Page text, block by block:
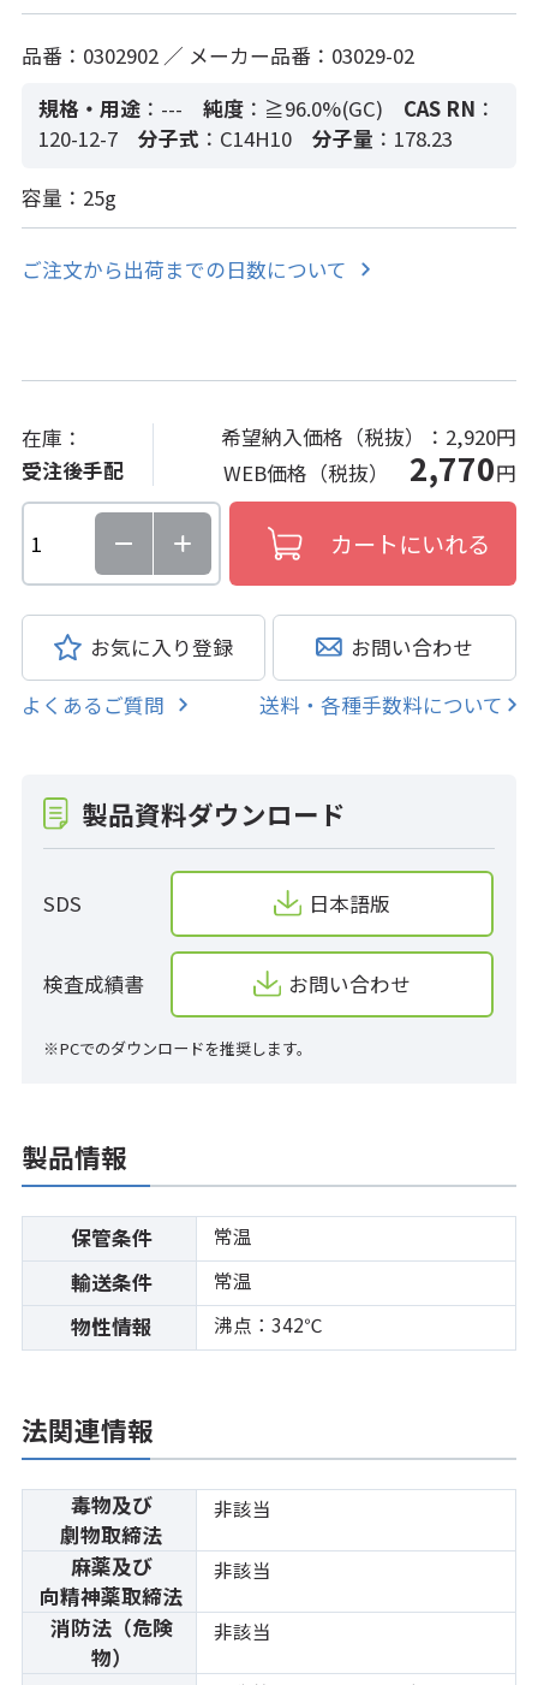
品番：0302902 ／ メーカー品番：03029-02
規格・用途 ：--- 純度：≧96.0%(GC) CAS RN ：
120-12-7
分子式 ：C14H10 分子量 ：178.23
容量：25g
ご注文から出荷までの日数について
在庫：
受注後手配
希望納入価格（税抜）： 2,920円
WEB価格（税抜） 2,770円
お気に入り登録 お問い合わせ
よくあるご質問 送料・各種手数料について
製品資料ダウンロード
SDS 日本語版
検査成績書 お問い合わせ
※PCでのダウンロードを推奨します。
製品情報
保管条件 常温
輸送条件 常温
物性情報 沸点：342℃
法関連情報
毒物及び
劇物取締法
非該当
麻薬及び
向精神薬取締法
非該当
消防法（危険
物）
非該当